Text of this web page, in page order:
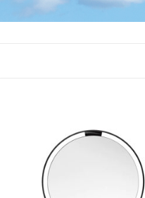
Vogir og mælar
Aðrar æfingavörur
Æfingadýnur og boltar
Vatnsflöskur og brúsar